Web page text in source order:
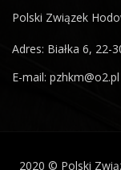
Polski Związek
Adres: Białka 6, 22-
E-mail: pzhkm@o2.pl
2020 © Polski